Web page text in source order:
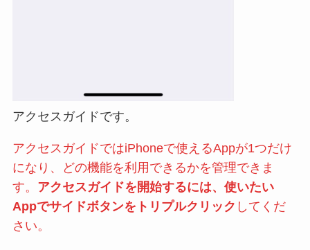
アクセスガイドです。
アクセスガイドではiPhoneで使えるAppが1つだけ
になり、どの機能を利用できるかを管理できま
す。 アクセスガイドを開始するには、使いたい
Appでサイドボタンをトリプルクリック してくだ
さい。